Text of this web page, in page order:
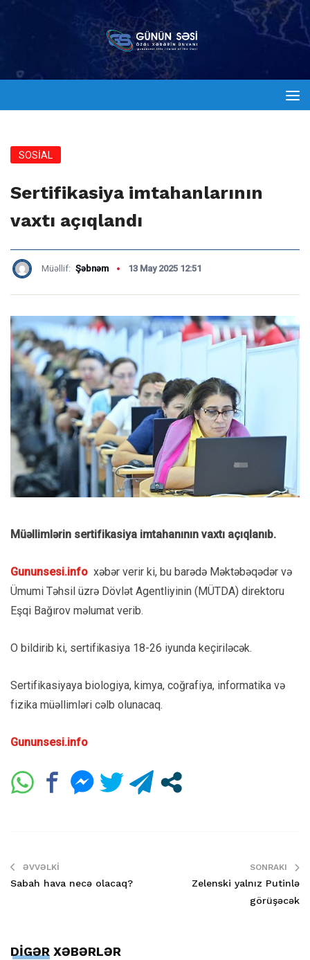
SOSİAL
Sertifikasiya imtahanlarının
vaxtı açıqlandı
Müəllif: Şəbnəm 13 May 2025 12:51
Müəllimlərin sertifikasiya imtahanının vaxtı açıqlanıb.
Gununsesi.info xəbər verir ki, bu barədə Məktəbəqədər və
Ümumi Təhsil üzrə Dövlət Agentliyinin (MÜTDA) direktoru
Eşqi Bağırov məlumat verib.
O bildirib ki, sertifikasiya 18-26 iyunda keçiriləcək.
Sertifikasiyaya biologiya, kimya, coğrafiya, informatika və
fizika müəllimləri cəlb olunacaq.
Gununsesi.info
ƏVVƏLKI
Sabah hava necə olacaq?
SONRAKI
Zelenski yalnız Putinlə
görüşəcək
DİGƏR XƏBƏRLƏR